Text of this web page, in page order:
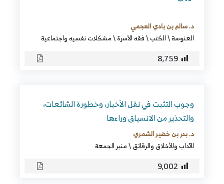
د. سالم بن بادي العجمي
العنوسة\الكتب\فقه الأسرة\مشكلات نفسيه واجتماعية
8٬759
وجوب التثبت في نقل الأخبار، وخطورة الشائعات،
والتحذير من الانسياق وراءها
د. بدر بن خضير الشمري
الآداب والأخلاق والرقائق\منبر الجمعة
9٬002